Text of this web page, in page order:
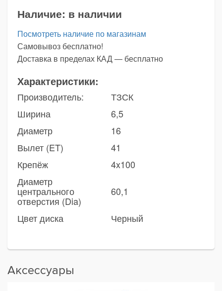
Наличие: в наличии
Посмотреть наличие по магазинам
Самовывоз бесплатно!
Доставка в пределах КАД — бесплатно
Характеристики:
Производитель:
ТЗСК
Ширина
6,5
Диаметр
16
Вылет (ET)
41
Крепёж
4x100
Диаметр
центрального
отверстия (Dia)
60,1
Цвет диска Черный
Аксессуары